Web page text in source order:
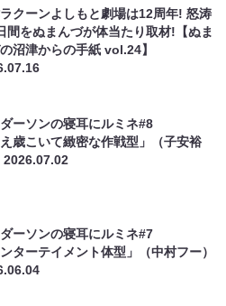
クーンよしもと劇場は12周年! 怒涛
間をぬまんづが体当たり取材!【ぬま
沼津からの手紙 vol.24】
ーソンの寝耳にルミネ#8
え歳こいて緻密な作戦型」（子安裕
2026.07.02
ーソンの寝耳にルミネ#7
ンターテイメント体型」（中村フー）